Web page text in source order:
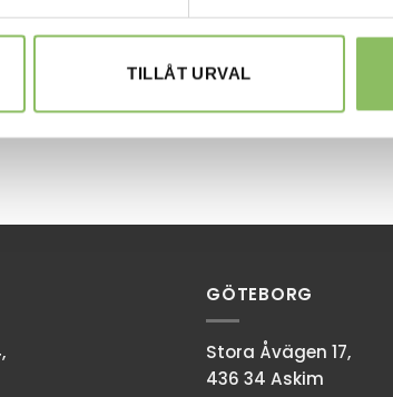
TILLÅT URVAL
GÖTEBORG
Stora Åvägen 17,
436 34 Askim